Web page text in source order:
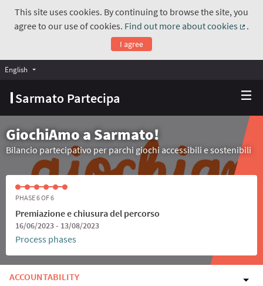
This site uses cookies. By continuing to browse the site, you
agree to our use of cookies. Find out more about cookies
.
I agree
Sarmato Partecipa
English Choose language
GiochiAmo a Sarmato!
Bilancio partecipativo per parchi giochi accessibili e sostenibili
PHASE 6 OF 6
Premiazione e chiusura del percorso
16/06/2023 - 13/08/2023
Process phases
ACCOUNTABILITY